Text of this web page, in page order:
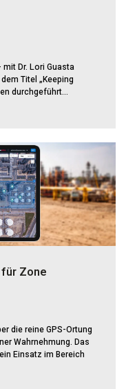
Dr. Lori Guasta
Titel „Keeping
durchgeführt...
Zone
die reine GPS-Ortung
Wahrnehmung. Das
Einsatz im Bereich